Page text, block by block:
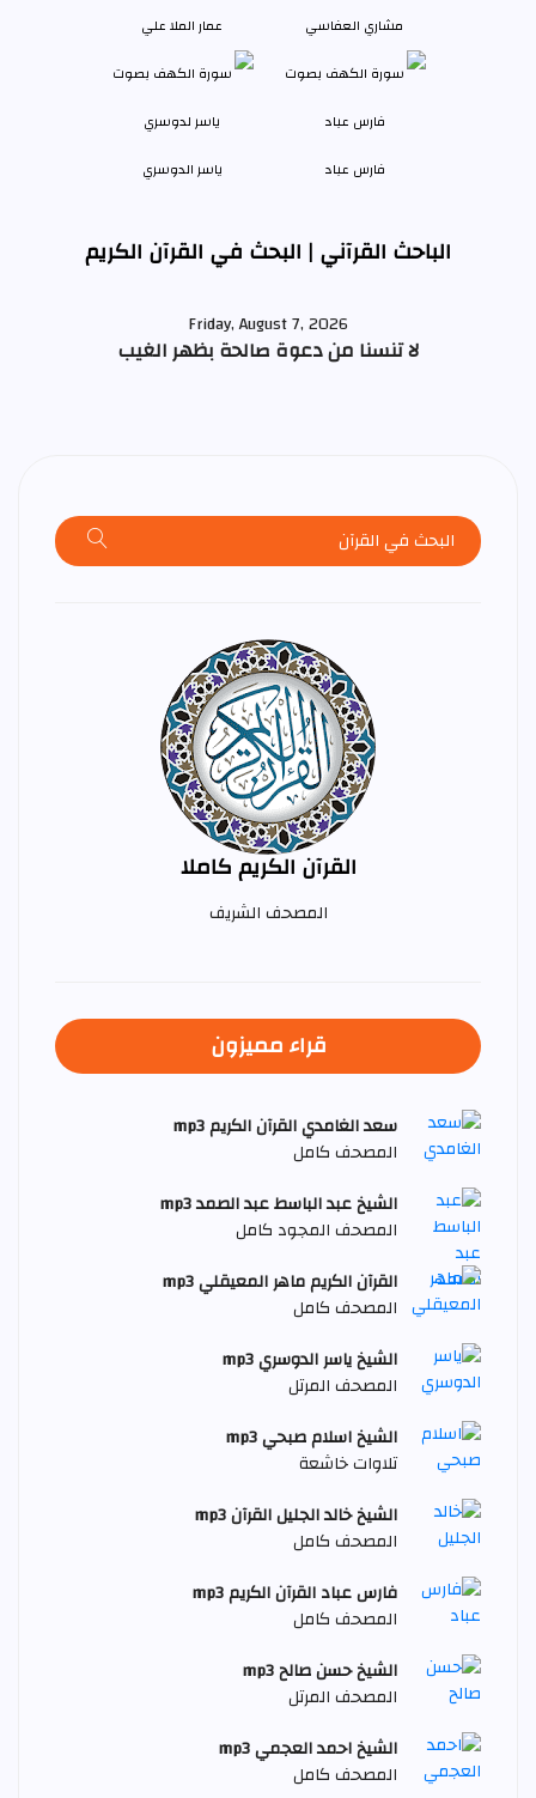
مشاري العفاسي عمار الملا علي
فارس عباد ياسر الدوسري
الباحث القرآني | البحث في القرآن الكريم
Friday, August 7, 2026
لا تنسنا من دعوة صالحة بظهر الغيب
القرآن الكريم كاملا
المصحف الشريف
قراء مميزون
سعد الغامدي القرآن الكريم mp3
المصحف كامل
الشيخ عبد الباسط عبد الصمد mp3
المصحف المجود كامل
القرآن الكريم ماهر المعيقلي mp3
المصحف كامل
الشيخ ياسر الدوسري mp3
المصحف المرتل
الشيخ اسلام صبحي mp3
تلاوات خاشعة
الشيخ خالد الجليل القرآن mp3
المصحف كامل
فارس عباد القرآن الكريم mp3
المصحف كامل
الشيخ حسن صالح mp3
المصحف المرتل
الشيخ احمد العجمي mp3
المصحف كامل